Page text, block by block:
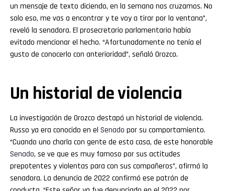
un mensaje de texto diciendo, en la semana nos cruzamos. No
solo eso, me vas a encontrar y te voy a tirar por la ventana”,
reveló la senadora. El prosecretario parlamentario había
evitado mencionar el hecho. “Afortunadamente no tenía el
gusto de conocerlo con anterioridad”, señaló Orozco.
Un historial de violencia
La investigación de Orozco destapó un historial de violencia.
Russo ya era conocido en el Senado por su comportamiento.
“Cuando uno charla con gente de esta casa, de este honorable
Senado, se ve que es muy famoso por sus actitudes
prepotentes y violentas para con sus compañeros”, afirmó la
senadora. La denuncia de 2022 confirmó ese patrón de